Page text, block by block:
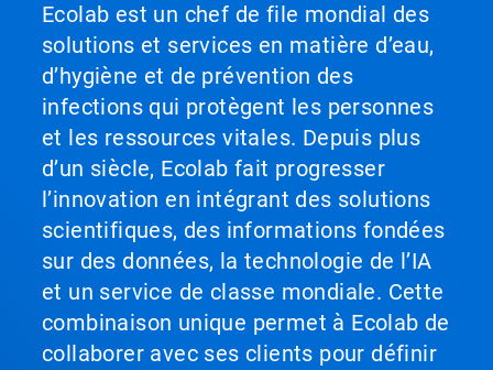
Ecolab est un chef de file mondial des
solutions et services en matière d’eau,
d’hygiène et de prévention des
infections qui protègent les personnes
et les ressources vitales. Depuis plus
d’un siècle, Ecolab fait progresser
l’innovation en intégrant des solutions
scientifiques, des informations fondées
sur des données, la technologie de l’IA
et un service de classe mondiale. Cette
combinaison unique permet à Ecolab de
collaborer avec ses clients pour définir